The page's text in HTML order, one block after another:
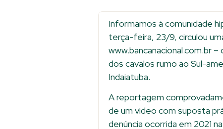
Informamos à comunidade
terça-feira, 23/9, circulou
www.bancanacional.com.br
dos cavalos rumo ao Sul-
Indaiatuba.
A reportagem
de um vídeo com suposta
denúncia ocorrida em 2021